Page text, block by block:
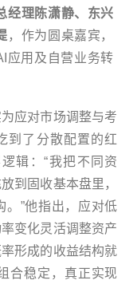
经理陈潇静、东兴
，作为圆桌嘉宾，
应用及自营业务转
应对市场调整与考
到了分散配置的红
辑：“我把不同资
到固收基本盘里，
。”他指出，应对低
变化灵活调整资产
形成的收益结构就
合稳定，真正实现